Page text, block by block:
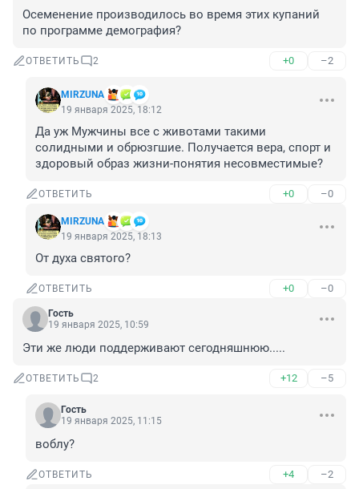
Осеменение производилось во время этих купаний
по программе демография?
ОТВЕТИТЬ 2 +0 –2
MIRZUNA
19 января 2025, 18:12
Да уж Мужчины все с животами такими
солидными и обрюзгшие. Получается вера, спорт и
здоровый образ жизни-понятия несовместимые?
ОТВЕТИТЬ +0 –0
MIRZUNA
19 января 2025, 18:13
От духа святого?
ОТВЕТИТЬ +0 –0
Гость
19 января 2025, 10:59
Эти же люди поддерживают сегодняшнюю.....
ОТВЕТИТЬ 2 +12 –5
Гость
19 января 2025, 11:15
воблу?
ОТВЕТИТЬ +4 –2